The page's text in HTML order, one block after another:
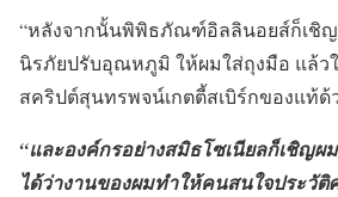
“หลังจากนั้นพิพิธภัณฑ์อิลลินอยส์ก็เชิญ
นิรภัยปรับอุณหภูมิ ให้ผมใส่ถุงมือ แล้ว
สคริปต์สุนทรพจน์เกตตี้สเบิร์กของแท้ด้
“และองค์กรอย่างสมิธโซเนียลก็เชิญผ
ได้ว่างานของผมทำให้คนสนใจประวั